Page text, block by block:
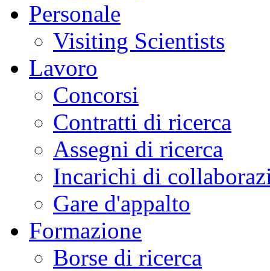
Personale
Visiting Scientists
Lavoro
Concorsi
Contratti di ricerca
Assegni di ricerca
Incarichi di
Gare d'appalto
Formazione
Borse di ricerca